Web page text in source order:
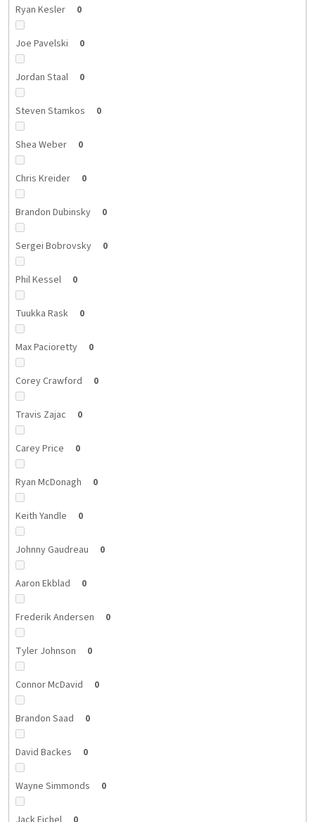
Ryan Kesler 0
Joe Pavelski 0
Jordan Staal 0
Steven Stamkos 0
Shea Weber 0
Chris Kreider 0
Brandon Dubinsky 0
Sergei Bobrovsky 0
Phil Kessel 0
Tuukka Rask 0
Max Pacioretty 0
Corey Crawford 0
Travis Zajac 0
Carey Price 0
Ryan McDonagh 0
Keith Yandle 0
Johnny Gaudreau 0
Aaron Ekblad 0
Frederik Andersen 0
Tyler Johnson 0
Connor McDavid 0
Brandon Saad 0
David Backes 0
Wayne Simmonds 0